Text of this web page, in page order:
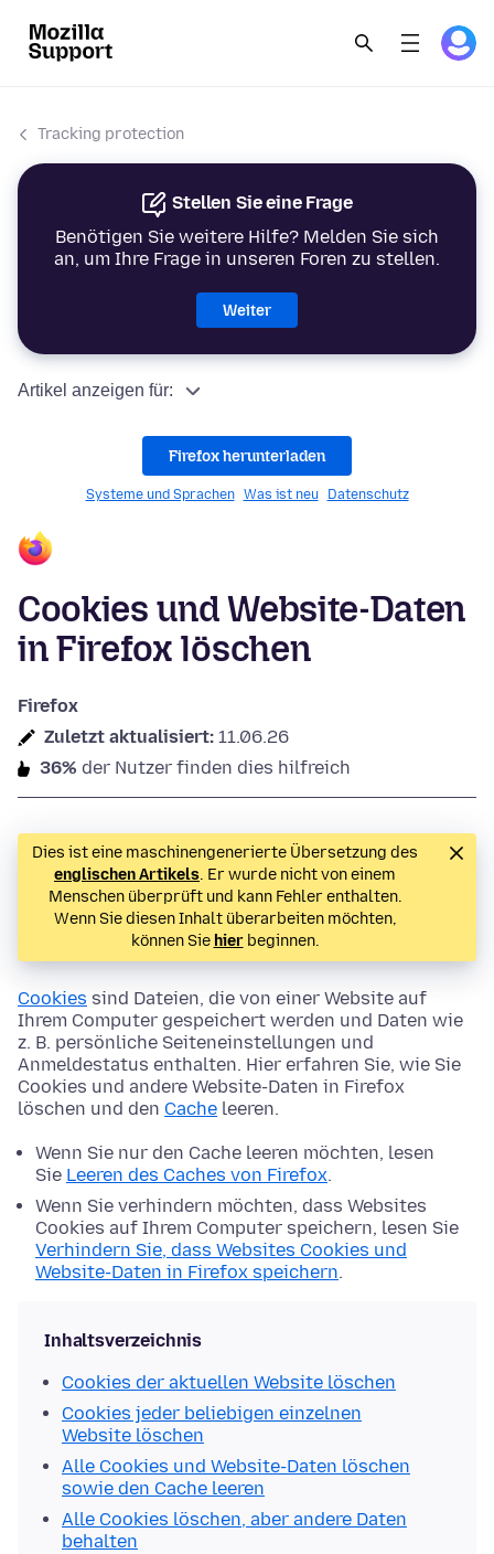
Tracking protection
Stellen Sie eine Frage
Benötigen Sie weitere Hilfe? Melden Sie sich
an, um Ihre Frage in unseren Foren zu stellen.
Weiter
Artikel anzeigen für:
Firefox herunterladen
Systeme und Sprachen Was ist neu Datenschutz
Cookies und Website-Daten
in Firefox löschen
Firefox
Zuletzt aktualisiert: 11.06.26
36% der Nutzer finden dies hilfreich
Dies ist eine maschinengenerierte Übersetzung des
englischen Artikels. Er wurde nicht von einem
Menschen überprüft und kann Fehler enthalten.
Wenn Sie diesen Inhalt überarbeiten möchten,
können Sie hierbeginnen.
Cookies sind Dateien, die von einer Website auf
Ihrem Computer gespeichert werden und Daten wie
z. B. persönliche Seiteneinstellungen und
Anmeldestatus enthalten. Hier erfahren Sie, wie Sie
Cookies und andere Website-Daten in Firefox
löschen und den Cache leeren.
Wenn Sie nur den Cache leeren möchten, lesen
Sie Leeren des Caches von Firefox.
Wenn Sie verhindern möchten, dass Websites
Cookies auf Ihrem Computer speichern, lesen Sie
Verhindern Sie, dass Websites Cookies und
Website-Daten in Firefox speichern.
Inhaltsverzeichnis
Cookies der aktuellen Website löschen
Cookies jeder beliebigen einzelnen
Website löschen
Alle Cookies und Website-Daten löschen
sowie den Cache leeren
Alle Cookies löschen, aber andere Daten
behalten